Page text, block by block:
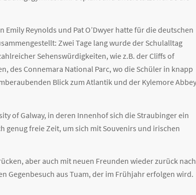
Reynolds und Pat O’Dwyer hatte für die deutschen
Zwei Tage lang wurde der Schulalltag
Sehenswürdigkeiten, wie z.B. der Cliffs of
des Connemara National Parc, wo die Schüler in knapp
Blick zum Atlantik und der Kylemore Abbey
of Galway, in deren Innenhof sich die Straubinger ein
genug freie Zeit, um sich mit Souvenirs und irischen
aber auch mit neuen Freunden wieder zurück nach
Gegenbesuch aus Tuam, der im Frühjahr erfolgen wird.